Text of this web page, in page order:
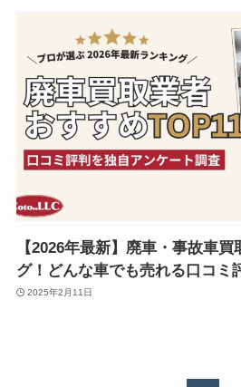
【2026年最新】廃車・事故車
グ！どんな車でも売れる口コミ
2025年2月11日